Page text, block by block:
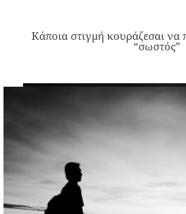
Κάποια στιγμή κουράζεσαι να
“σωστός”